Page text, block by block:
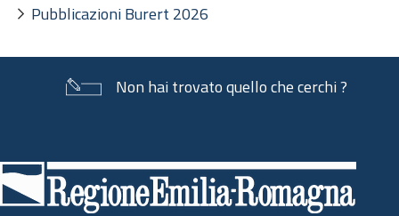
Pubblicazioni Burert 2026
Non hai trovato quello che cerchi ?
di
pagina